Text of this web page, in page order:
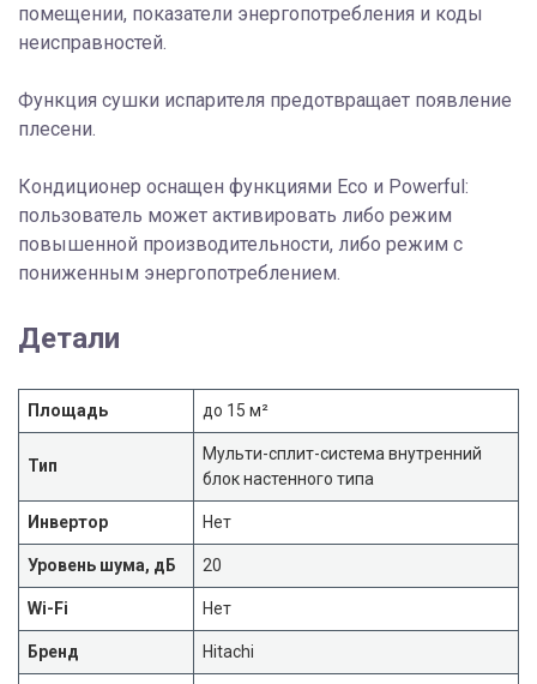
помещении, показатели энергопотребления и коды
неисправностей.
Функция сушки испарителя предотвращает появление
плесени.
Кондиционер оснащен функциями Eco и Powerful:
пользователь может активировать либо режим
повышенной производительности, либо режим с
пониженным энергопотреблением.
Детали
Площадь до 15 м²
Тип
Мульти-сплит-система внутренний
блок настенного типа
Инвертор Нет
Уровень шума, дБ 20
Wi-Fi Нет
Бренд Hitachi